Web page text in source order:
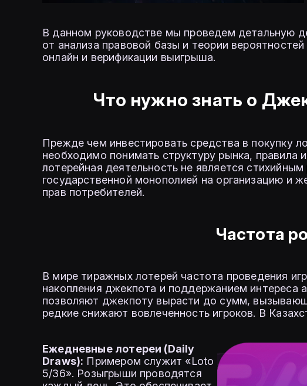
В данном руководстве мы проведем детальную
от анализа правовой базы и теории
онлайн и верификации выигрыша.
Что нужно знать о
Прежде чем инвестировать средства в покупку
необходимо понимать структуру рынка, правила
лотерейная деятельность не является
государственной монополией на организацию и
прав потребителей.
Частота
В мире тиражных лотерей частота проведения
накопления джекпота и поддержанием
позволяют джекпоту вырасти до сумм,
редкие снижают вовлеченность игроков. В
Ежедневные лотереи (Daily
Draws): Примером служит «Loto
5/36». Розыгрыши проводятся